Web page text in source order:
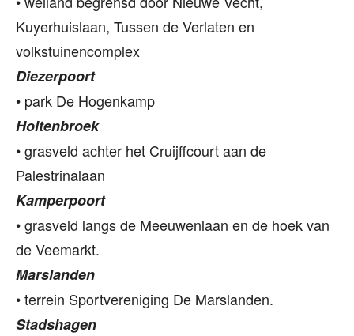
Kuyerhuislaan, Tussen de Verlaten en
volkstuinencomplex
Diezerpoort
• park De Hogenkamp
Holtenbroek
• grasveld achter het Cruijffcourt aan de
Palestrinalaan
Kamperpoort
• grasveld langs de Meeuwenlaan en de hoek van
de Veemarkt.
Marslanden
• terrein Sportvereniging De Marslanden.
Stadshagen